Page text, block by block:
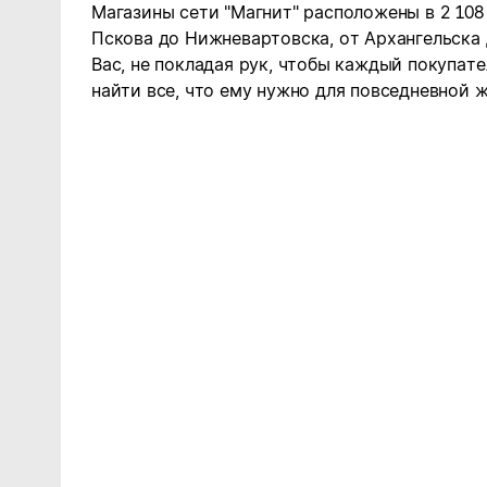
Магазины сети "Магнит" расположены в 2
Пскова до Нижневартовска, от
Вас, не покладая рук, чтобы каждый
найти все, что ему нужно для повседневной